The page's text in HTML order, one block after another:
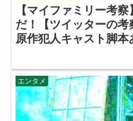
【マイファミリー考
だ！【ツイッターの考
原作犯人キャスト脚本
エンタメ